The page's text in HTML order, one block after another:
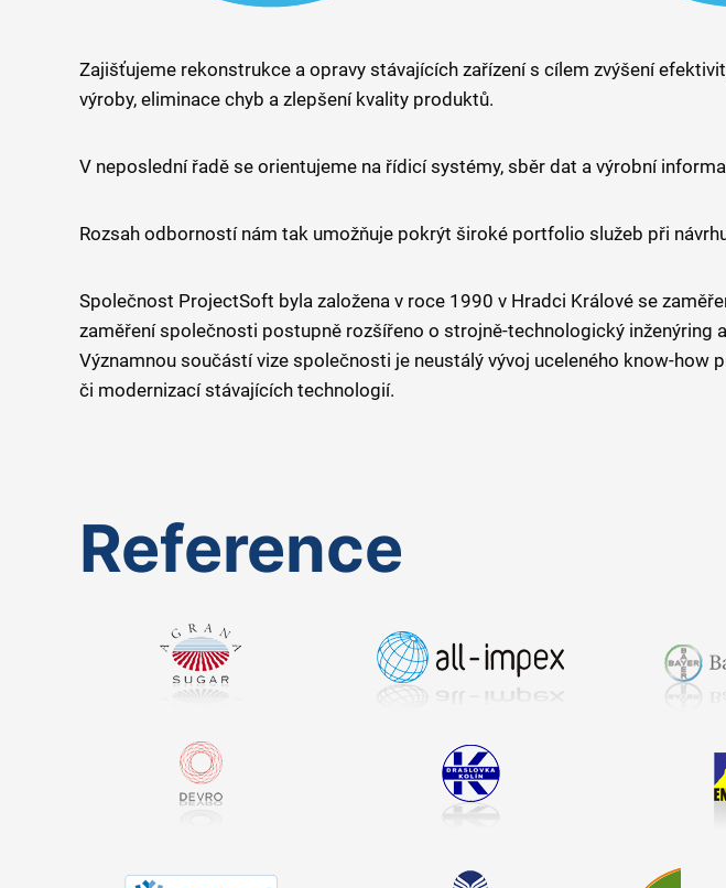
Zajišťujeme rekonstrukce a opravy stávajících zařízení s cílem zvýšení
výroby, eliminace chyb a zlepšení kvality produktů.
V neposlední řadě se orientujeme na řídicí systémy, sběr dat a výrobní
Rozsah odborností nám tak umožňuje pokrýt široké portfolio služeb při
Společnost ProjectSoft byla založena v roce 1990 v Hradci Králové se
zaměření společnosti postupně rozšířeno o strojně-technologický inženýring
Významnou součástí vize společnosti je neustálý vývoj uceleného know-
či modernizací stávajících technologií.
Reference